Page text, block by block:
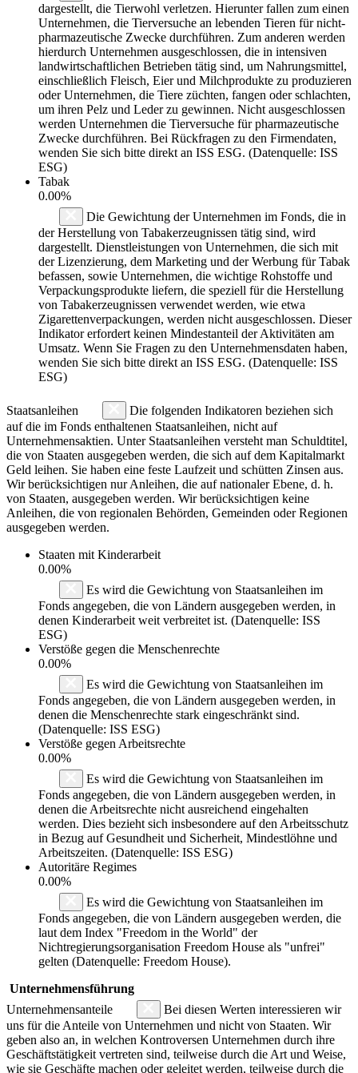
dargestellt, die Tierwohl verletzen. Hierunter fallen zum einen
Unternehmen, die Tierversuche an lebenden Tieren für nicht-
pharmazeutische Zwecke durchführen. Zum anderen werden
hierdurch Unternehmen ausgeschlossen, die in intensiven
landwirtschaftlichen Betrieben tätig sind, um Nahrungsmittel,
einschließlich Fleisch, Eier und Milchprodukte zu produzieren
oder Unternehmen, die Tiere züchten, fangen oder schlachten,
um ihren Pelz und Leder zu gewinnen. Nicht ausgeschlossen
werden Unternehmen die Tierversuche für pharmazeutische
Zwecke durchführen. Bei Rückfragen zu den Firmendaten,
wenden Sie sich bitte direkt an ISS ESG. (Datenquelle: ISS
ESG)
Tabak
0.00%
Die Gewichtung der Unternehmen im Fonds, die in
der Herstellung von Tabakerzeugnissen tätig sind, wird
dargestellt. Dienstleistungen von Unternehmen, die sich mit
der Lizenzierung, dem Marketing und der Werbung für Tabak
befassen, sowie Unternehmen, die wichtige Rohstoffe und
Verpackungsprodukte liefern, die speziell für die Herstellung
von Tabakerzeugnissen verwendet werden, wie etwa
Zigarettenverpackungen, werden nicht ausgeschlossen. Dieser
Indikator erfordert keinen Mindestanteil der Aktivitäten am
Umsatz. Wenn Sie Fragen zu den Unternehmensdaten haben,
wenden Sie sich bitte direkt an ISS ESG. (Datenquelle: ISS
ESG)
Staatsanleihen
Die folgenden Indikatoren beziehen sich
auf die im Fonds enthaltenen Staatsanleihen, nicht auf
Unternehmensaktien. Unter Staatsanleihen versteht man Schuldtitel,
die von Staaten ausgegeben werden, die sich auf dem Kapitalmarkt
Geld leihen. Sie haben eine feste Laufzeit und schütten Zinsen aus.
Wir berücksichtigen nur Anleihen, die auf nationaler Ebene, d. h.
von Staaten, ausgegeben werden. Wir berücksichtigen keine
Anleihen, die von regionalen Behörden, Gemeinden oder Regionen
ausgegeben werden.
Staaten mit Kinderarbeit
0.00%
Es wird die Gewichtung von Staatsanleihen im
Fonds angegeben, die von Ländern ausgegeben werden, in
denen Kinderarbeit weit verbreitet ist. (Datenquelle: ISS
ESG)
Verstöße gegen die Menschenrechte
0.00%
Es wird die Gewichtung von Staatsanleihen im
Fonds angegeben, die von Ländern ausgegeben werden, in
denen die Menschenrechte stark eingeschränkt sind.
(Datenquelle: ISS ESG)
Verstöße gegen Arbeitsrechte
0.00%
Es wird die Gewichtung von Staatsanleihen im
Fonds angegeben, die von Ländern ausgegeben werden, in
denen die Arbeitsrechte nicht ausreichend eingehalten
werden. Dies bezieht sich insbesondere auf den Arbeitsschutz
in Bezug auf Gesundheit und Sicherheit, Mindestlöhne und
Arbeitszeiten. (Datenquelle: ISS ESG)
Autoritäre Regimes
0.00%
Es wird die Gewichtung von Staatsanleihen im
Fonds angegeben, die von Ländern ausgegeben werden, die
laut dem Index "Freedom in the World" der
Nichtregierungsorganisation Freedom House als "unfrei"
gelten (Datenquelle: Freedom House).
Unternehmensführung
Unternehmensanteile
Bei diesen Werten interessieren wir
uns für die Anteile von Unternehmen und nicht von Staaten. Wir
geben also an, in welchen Kontroversen Unternehmen durch ihre
Geschäftstätigkeit vertreten sind, teilweise durch die Art und Weise,
wie sie Geschäfte machen oder geleitet werden, teilweise durch die